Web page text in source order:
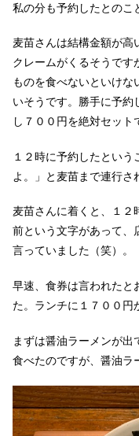
私の分も予約したとのこ
麦苗さんは結構金額が高
クレームがくるそうです
ものを食べないといけな
いそうです。勝手に予約
し７００円を絶対セット
１２時に予約したとい
よ。」と麦苗まで連行さ
麦苗さんに着くと、１２
前という文字があって、
言っていました（笑）。
早速、食券は言われたと
た。ランチに１７００円
まずは醤油ラーメンが
食べたのですが、醤油ラ